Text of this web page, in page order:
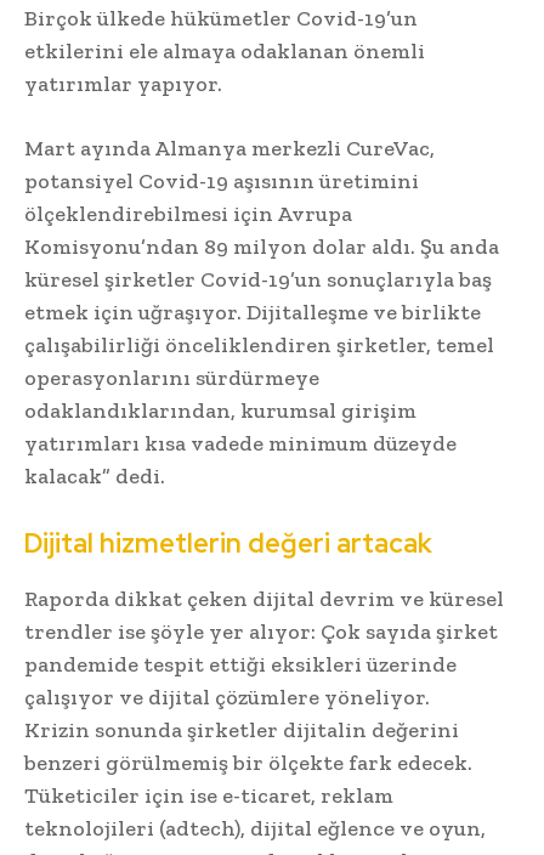
Birçok ülkede hükümetler Covid-19’un
etkilerini ele almaya odaklanan önemli
yatırımlar yapıyor.
Mart ayında Almanya merkezli CureVac,
potansiyel Covid-19 aşısının üretimini
ölçeklendirebilmesi için Avrupa
Komisyonu’ndan 89 milyon dolar aldı. Şu anda
küresel şirketler Covid-19’un sonuçlarıyla baş
etmek için uğraşıyor. Dijitalleşme ve birlikte
çalışabilirliği önceliklendiren şirketler, temel
operasyonlarını sürdürmeye
odaklandıklarından, kurumsal girişim
yatırımları kısa vadede minimum düzeyde
kalacak” dedi.
Dijital hizmetlerin değeri artacak
Raporda dikkat çeken dijital devrim ve küresel
trendler ise şöyle yer alıyor: Çok sayıda şirket
pandemide tespit ettiği eksikleri üzerinde
çalışıyor ve dijital çözümlere yöneliyor.
Krizin sonunda şirketler dijitalin değerini
benzeri görülmemiş bir ölçekte fark edecek.
Tüketiciler için ise e-ticaret, reklam
teknolojileri (adtech), dijital eğlence ve oyun,